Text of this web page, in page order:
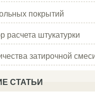
покрытий
расчета штукатурки
затирочной
СТАТЬИ